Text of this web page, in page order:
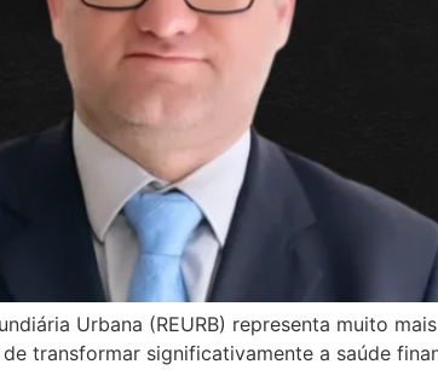
Urbana (REURB) representa muito
transformar significativamente a saúde